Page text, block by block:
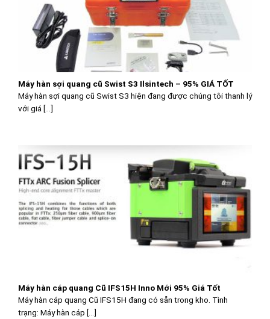
Máy hàn sợi quang cũ Swist S3 Ilsintech – 95% GIÁ TỐT
Máy hàn sợi quang cũ Swist S3 hiện đang được chúng tôi thanh lý
với giá [...]
Máy hàn cáp quang Cũ IFS15H Inno Mới 95% Giá Tốt
Máy hàn cáp quang Cũ IFS15H đang có sẵn trong kho. Tình
trạng: Máy hàn cáp [...]